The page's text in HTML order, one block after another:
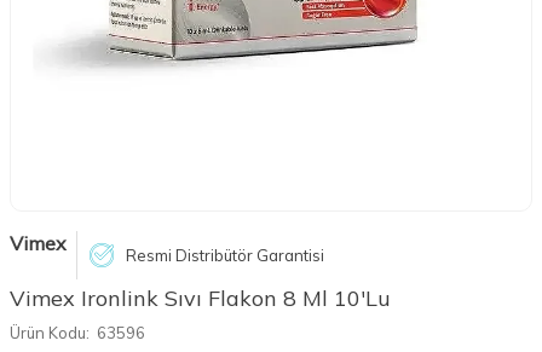
Vimex Resmi Distribütör Garantisi
Vimex Ironlink Sıvı Flakon 8 Ml 10'Lu
Ürün Kodu: 63596